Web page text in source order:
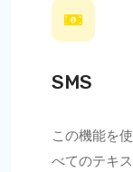
SMS
この機能を
べてのテキ